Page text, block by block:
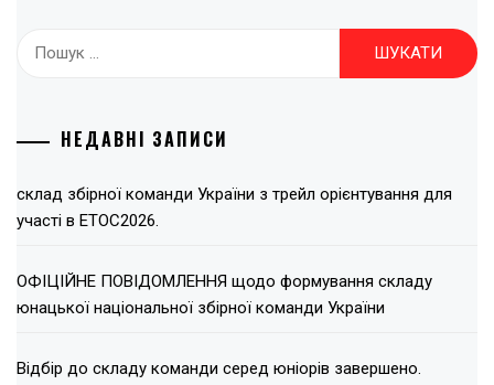
НЕДАВНІ ЗАПИСИ
склад збірної команди України з трейл орієнтування для
участі в ЕТОС2026.
ОФІЦІЙНЕ ПОВІДОМЛЕННЯ щодо формування складу
юнацької національної збірної команди України
Відбір до складу команди серед юніорів завершено.